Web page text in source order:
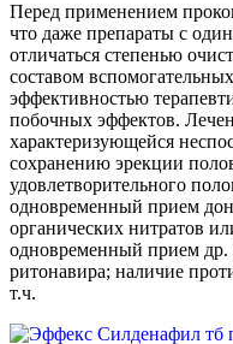
Перед применением
что даже препараты с
отличаться степенью
составом
эффективностью
побочных эффектов.
характеризующейся
сохранению эрекции
удовлетворительного
одновременный прием
органических нитратов
одновременный прием
ритонавира; наличие
т.ч.